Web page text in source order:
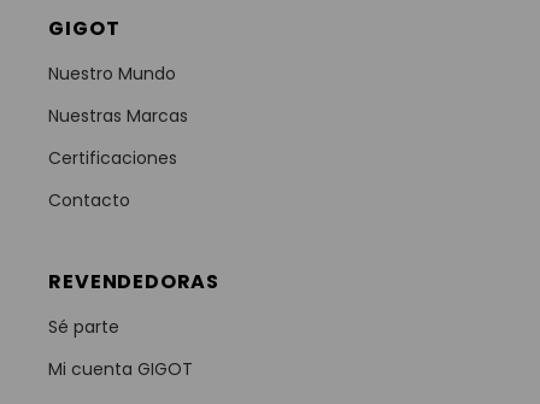
GIGOT
Nuestro Mundo
Nuestras Marcas
Certificaciones
Contacto
REVENDEDORAS
Sé parte
Mi cuenta GIGOT